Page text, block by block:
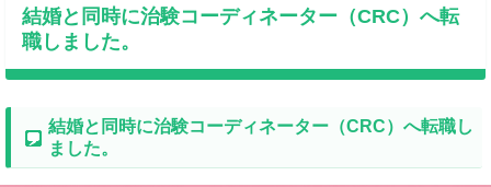
結婚と同時に治験コーディネーター（CRC）へ転
職しました。
結婚と同時に治験コーディネーター（CRC）へ転職し
ました。